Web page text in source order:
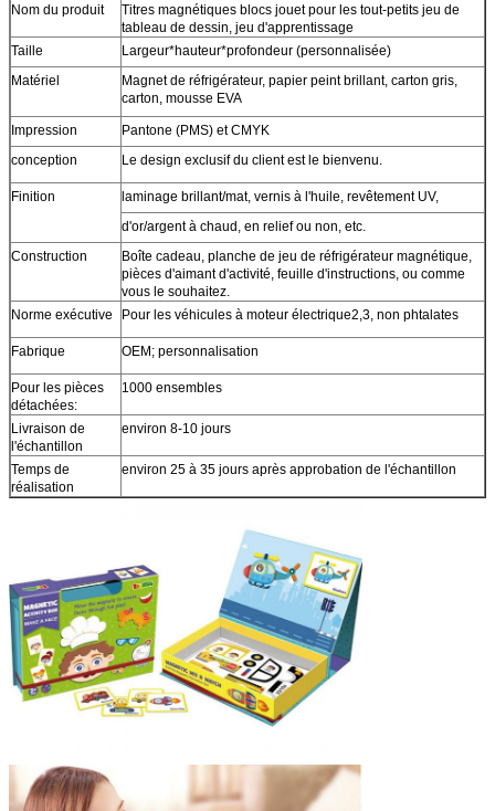
Nom du produit
Titres magnétiques blocs jouet pour les tout-petits jeu de
tableau de dessin, jeu d'apprentissage
Taille
Largeur*hauteur*profondeur (personnalisée)
Matériel
Magnet de réfrigérateur, papier peint brillant, carton gris,
carton, mousse EVA
Impression
Pantone (PMS) et CMYK
conception
Le design exclusif du client est le bienvenu.
Finition
laminage brillant/mat, vernis à l'huile, revêtement UV,
d'or/argent à chaud, en relief ou non, etc.
Construction
Boîte cadeau, planche de jeu de réfrigérateur magnétique,
pièces d'aimant d'activité, feuille d'instructions, ou comme
vous le souhaitez.
Norme exécutive
Pour les véhicules à moteur électrique2,3, non phtalates
Fabrique OEM; personnalisation
Pour les pièces
détachées:
1000 ensembles
Livraison de
l'échantillon
environ 8-10 jours
Temps de
réalisation
environ 25 à 35 jours après approbation de l'échantillon